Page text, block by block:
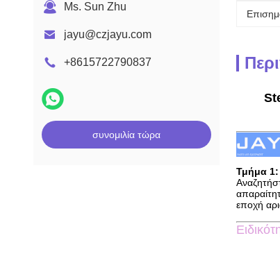
Ms. Sun Zhu
jayu@czjayu.com
+8615722790837
συνομιλία τώρα
Τμήμα 1:
εποχή